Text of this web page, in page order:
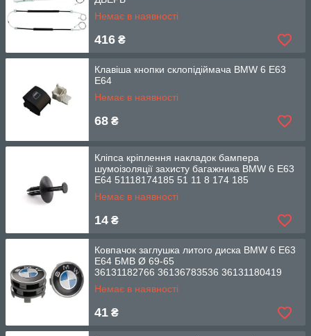
Немає в наявності
416 ₴
Клавіша кнопки склопідіймача BMW 6 E63
E64
Немає в наявності
68 ₴
Кліпса кріплення накладок бампера
шумоізоляції захисту багажника BMW 6 E63
E64 51118174185 51 11 8 174 185
Немає в наявності
14 ₴
Ковпачок заглушка литого диска BMW 6 E63
E64 БМВ Ø 69-65
36131182766 36136783536 36131180419
Немає в наявності
41 ₴